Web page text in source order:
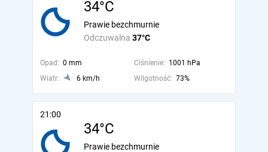
34°C
Odczuwalna 37°C
Prawie bezchmurnie
Opad: 0 mm Ciśnienie: 1001 hPa
Wiatr:
6 km/h Wilgotność: 73%
21:00
34°C
Prawie bezchmurnie